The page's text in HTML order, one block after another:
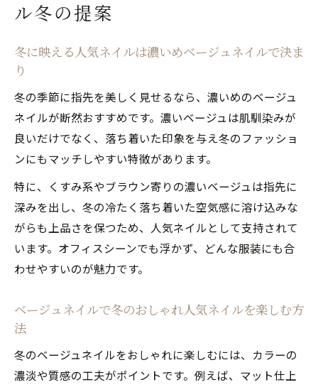
ル冬の提案
冬に映える人気ネイルは濃いめベージュネイルで決ま
り
冬の季節に指先を美しく見せるなら、濃いめのベージュ
ネイルが断然おすすめです。濃いベージュは肌馴染みが
良いだけでなく、落ち着いた印象を与え冬のファッショ
ンにもマッチしやすい特徴があります。
特に、くすみ系やブラウン寄りの濃いベージュは指先に
深みを出し、冬の冷たく落ち着いた空気感に溶け込みな
がらも上品さを保つため、人気ネイルとして支持されて
います。オフィスシーンでも浮かず、どんな服装にも合
わせやすいのが魅力です。
ベージュネイルで冬のおしゃれ人気ネイルを楽しむ方
法
冬のベージュネイルをおしゃれに楽しむには、カラーの
濃淡や質感の工夫がポイントです。例えば、マット仕上